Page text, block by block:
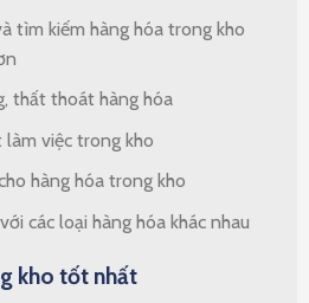
tìm kiếm hàng hóa trong kho
thất thoát hàng hóa
làm việc trong kho
hàng hóa trong kho
các loại hàng hóa khác nhau
kho tốt nhất